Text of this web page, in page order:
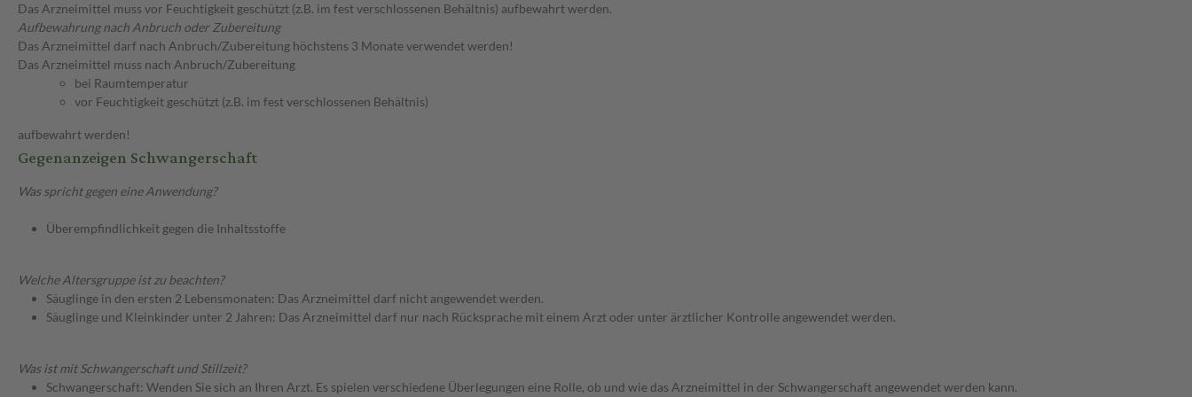
Das Arzneimittel muss vor Feuchtigkeit geschützt (z.B. im fest verschlossenen Behältnis) aufbewahrt werden.
Aufbewahrung nach Anbruch oder Zubereitung
Das Arzneimittel darf nach Anbruch/Zubereitung höchstens 3 Monate verwendet werden!
Das Arzneimittel muss nach Anbruch/Zubereitung
bei Raumtemperatur
vor Feuchtigkeit geschützt (z.B. im fest verschlossenen Behältnis)
aufbewahrt werden!
Gegenanzeigen Schwangerschaft
Was spricht gegen eine Anwendung?
Überempfindlichkeit gegen die Inhaltsstoffe
Welche Altersgruppe ist zu beachten?
Säuglinge in den ersten 2 Lebensmonaten: Das Arzneimittel darf nicht angewendet werden.
Säuglinge und Kleinkinder unter 2 Jahren: Das Arzneimittel darf nur nach Rücksprache mit einem Arzt oder unter ärztlicher Kontrolle angewendet werden.
Was ist mit Schwangerschaft und Stillzeit?
Schwangerschaft: Wenden Sie sich an Ihren Arzt. Es spielen verschiedene Überlegungen eine Rolle, ob und wie das Arzneimittel in der Schwangerschaft angewendet werden kann.